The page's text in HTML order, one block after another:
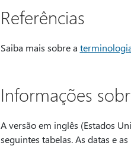
Referências
Saiba mais sobre a
Informações
A versão em inglês (Estados
seguintes tabelas. As datas e